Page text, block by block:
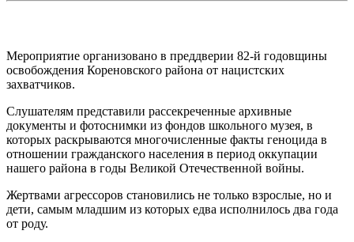
Мероприятие организовано в преддверии 82-й годовщины
освобождения Кореновского района от нацистских
захватчиков.
Слушателям представили рассекреченные архивные
документы и фотоснимки из фондов школьного музея, в
которых раскрываются многочисленные факты геноцида в
отношении гражданского населения в период оккупации
нашего района в годы Великой Отечественной войны.
Жертвами агрессоров становились не только взрослые, но и
дети, самым младшим из которых едва исполнилось два года
от роду.